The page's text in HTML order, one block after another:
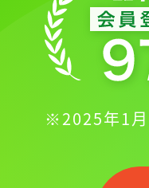
※2025年1月